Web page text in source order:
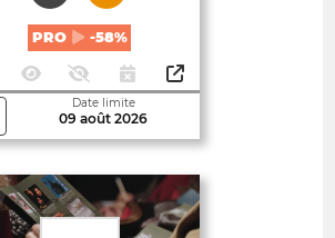
PRO -58%
Date limite
09 août 2026
Ouvert